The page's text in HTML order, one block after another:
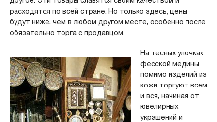
расходятся по всей стране. Но только здесь, цены
будут ниже, чем в любом другом месте, особенно после
обязательно торга с продавцом.
На тесных улочках
фесской медины
помимо изделий из
кожи торгуют всем
и вся, начиная от
ювелирных
украшений и